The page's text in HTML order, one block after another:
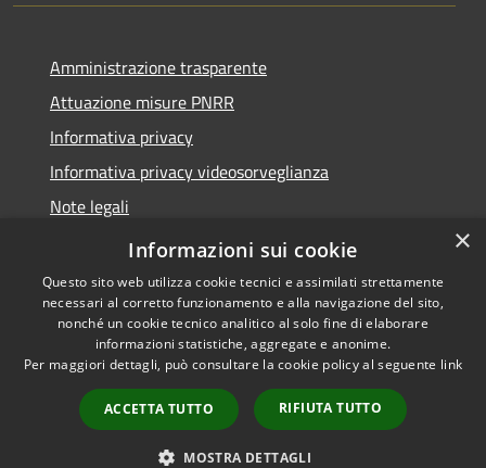
Amministrazione trasparente
Attuazione misure PNRR
Informativa privacy
Informativa privacy videosorveglianza
Note legali
Dichiarazione di accessibilità
Accessibilità
Copyright © 2026 • Comune di
Donori • Powered by
Municipium•
Accesso
redazione
×
Informazioni sui cookie
Questo sito web utilizza cookie tecnici e assimilati strettamente
necessari al corretto funzionamento e alla navigazione del sito,
nonché un cookie tecnico analitico al solo fine di elaborare
informazioni statistiche, aggregate e anonime.
Per maggiori dettagli, può consultare la cookie policy al seguente link
ACCETTA TUTTO RIFIUTA TUTTO
MOSTRA DETTAGLI